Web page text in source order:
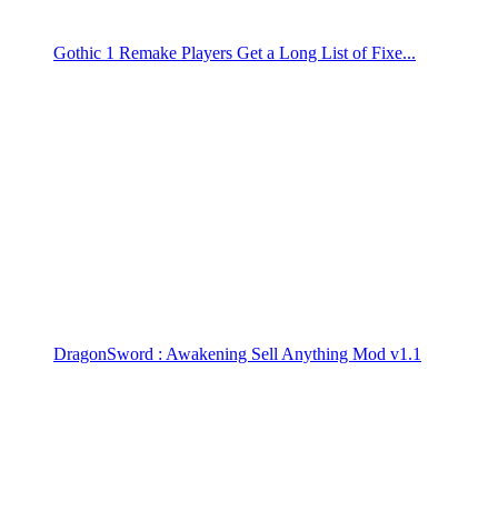
Gothic 1 Remake Players Get a Long List of Fixe...
DragonSword : Awakening Sell Anything Mod v1.1